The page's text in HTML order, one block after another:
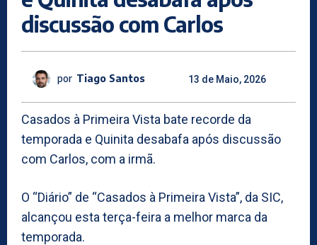
discussão com Carlos
por Tiago Santos 13 de Maio, 2026
Casados à Primeira Vista bate recorde da
temporada e Quinita desabafa após discussão
com Carlos, com a irmã.
O “Diário” de “Casados à Primeira Vista”, da SIC,
alcançou esta terça-feira a melhor marca da
temporada.